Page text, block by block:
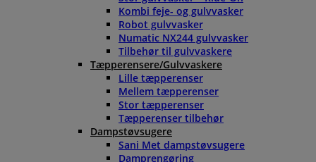
Kombi feje- og gulvvasker
Robot gulvvasker
Numatic NX244 gulvvasker
Tilbehør til gulvvaskere
Tæpperensere/Gulvvaskere
Lille tæpperenser
Mellem tæpperenser
Stor tæpperenser
Tæpperenser tilbehør
Dampstøvsugere
Sani Met dampstøvsugere
Damprengøring